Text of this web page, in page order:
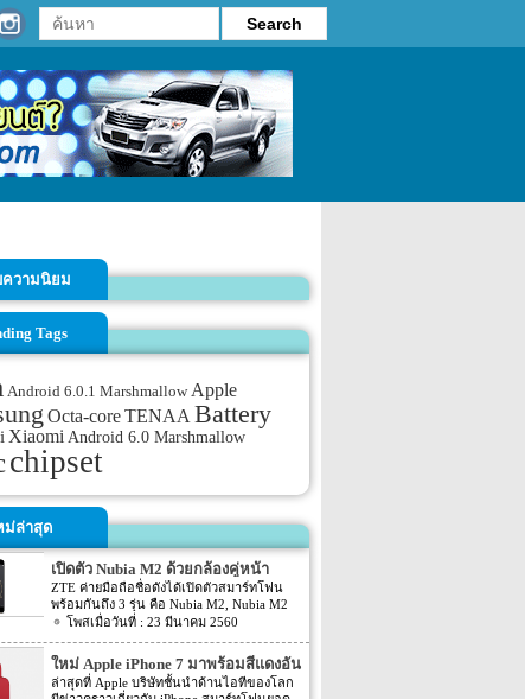
ความนิยม
Tags
Android 6.0.1 Marshmallow Apple
Octa-coreTENAABattery
Xiaomi Android 6.0 Marshmallow
chipset
ม่ล่าสุด
เปิดตัว Nubia M2 ด้วยกล้องคู่หน้า
ZTE ค่ายมือถือชื่อดังได้เปิดตัวสมาร์ทโฟน
พร้อมกันถึง 3 รุ่น คือ Nubia M2, Nubia M2
Lite และ Nubia N2 ซึ่งแต่ละรุ่นก็มีความน่า
นี้เราจะมารีวิวให้ท่านได้รู้จักกับ Nubia M2
ที่มีจุดขายตรงกล้องหน้าที่มาเป็นคู่ นอกจาก
กล้องหน้าที่มาเป็นคู่แล้วยังมีส่วนอื่นๆ ที่น่า
23 มีนาคม 2560
ใหม่ Apple iPhone 7 มาพร้อมสีแดงอัน
ร้อนแรง
ล่าสุดที่ Apple บริษัทชั้นนำด้านไอทีของโลก